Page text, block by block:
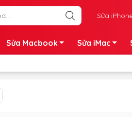
Sửa
Sửa Macbook Sửa iMac